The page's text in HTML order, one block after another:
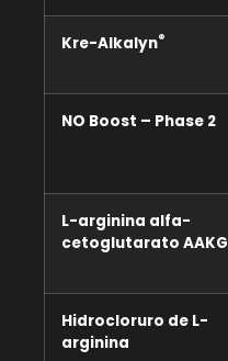
Kre-Alkalyn®
NO Boost – Phase 2
L-arginina alfa-
cetoglutarato AAKG
Hidrocloruro de L-
arginina